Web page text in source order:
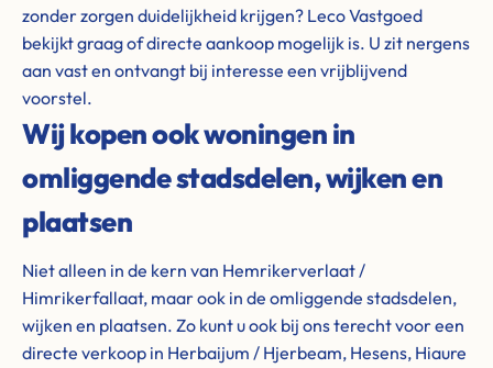
zonder zorgen duidelijkheid krijgen? Leco Vastgoed
bekijkt graag of directe aankoop mogelijk is. U zit nergens
aan vast en ontvangt bij interesse een vrijblijvend
voorstel.
Wij kopen ook woningen in
omliggende stadsdelen, wijken en
plaatsen
Niet alleen in de kern van Hemrikerverlaat /
Himrikerfallaat, maar ook in de omliggende stadsdelen,
wijken en plaatsen. Zo kunt u ook bij ons terecht voor een
directe verkoop in Herbaijum / Hjerbeam, Hesens, Hiaure